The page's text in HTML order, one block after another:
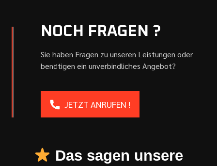
NOCH FRAGEN ?
Sie haben Fragen zu unseren Leistungen oder
benötigen ein unverbindliches Angebot?
JETZT ANRUFEN !
Das sagen unsere